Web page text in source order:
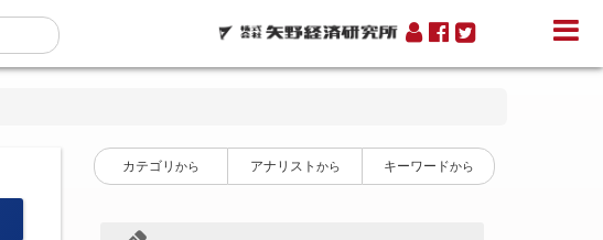
カテゴリ から アナリスト から キーワードから